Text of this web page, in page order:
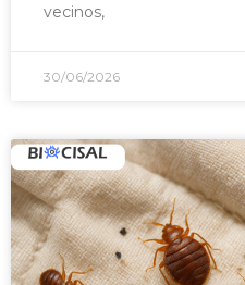
vecinos,
30/06/2026